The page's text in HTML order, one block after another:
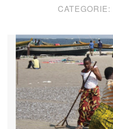
CATEGORIE: